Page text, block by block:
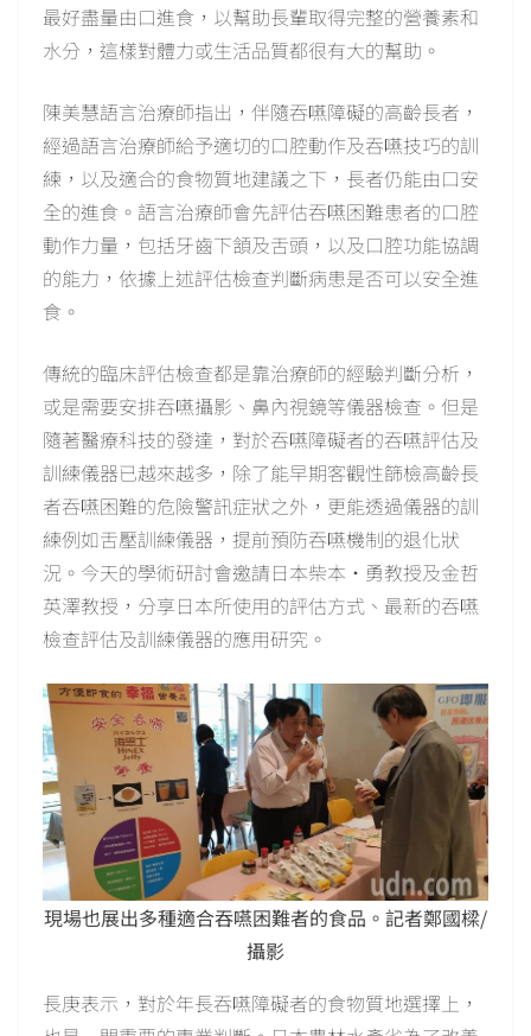
最好盡量由口進食，以幫助長輩取得完整的營養素和
水分，這樣對體力或生活品質都很有大的幫助。
陳美慧語言治療師指出，伴隨吞嚥障礙的高齡長者，
經過語言治療師給予適切的口腔動作及吞嚥技巧的訓
練，以及適合的食物質地建議之下，長者仍能由口安
全的進食。語言治療師會先評估吞嚥困難患者的口腔
動作力量，包括牙齒下頷及舌頭，以及口腔功能協調
的能力，依據上述評估檢查判斷病患是否可以安全進
食。
傳統的臨床評估檢查都是靠治療師的經驗判斷分析，
或是需要安排吞嚥攝影、鼻內視鏡等儀器檢查。但是
隨著醫療科技的發達，對於吞嚥障礙者的吞嚥評估及
訓練儀器已越來越多，除了能早期客觀性篩檢高齡長
者吞嚥困難的危險警訊症狀之外，更能透過儀器的訓
練例如舌壓訓練儀器，提前預防吞嚥機制的退化狀
況。今天的學術研討會邀請日本柴本‧勇教授及金哲
英澤教授，分享日本所使用的評估方式、最新的吞嚥
檢查評估及訓練儀器的應用研究。
現場也展出多種適合吞嚥困難者的食品。記者鄭國樑/
攝影
長庚表示，對於年長吞嚥障礙者的食物質地選擇上，